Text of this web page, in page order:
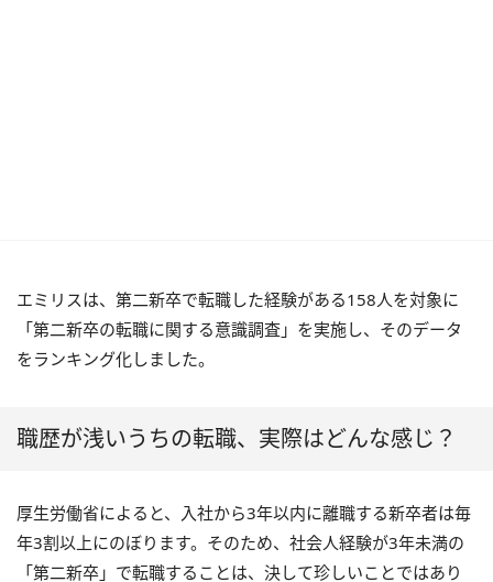
エミリスは、第二新卒で転職した経験がある158人を対象に
「第二新卒の転職に関する意識調査」を実施し、そのデータ
をランキング化しました。
職歴が浅いうちの転職、実際はどんな感じ？
厚生労働省によると、入社から3年以内に離職する新卒者は毎
年3割以上にのぼります。そのため、社会人経験が3年未満の
「第二新卒」で転職することは、決して珍しいことではあり